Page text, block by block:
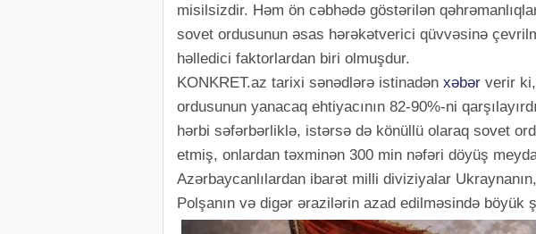
misilsizdir. Həm ön cəbhədə göstərilən
sovet ordusunun əsas hərəkətverici qüvvəsinə
həlledici faktorlardan biri olmuşdur.
KONKRET.az tarixi sənədlərə istinadən xəbər verir
ordusunun yanacaq ehtiyacının 82-90%-ni
hərbi səfərbərliklə, istərsə də könüllü olaraq sovet
etmiş, onlardan təxminən 300 min nəfəri döyüş
Azərbaycanlılardan ibarət milli diviziyalar
Polşanın və digər ərazilərin azad edilməsində böyük